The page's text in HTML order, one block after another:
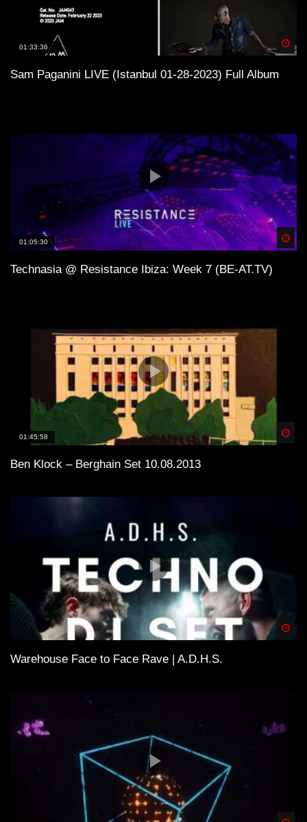
01:33:36
Sam Paganini LIVE (Istanbul 01-28-2023) Full Album
01:05:30
Technasia @ Resistance Ibiza: Week 7 (BE-AT.TV)
01:45:58
Ben Klock – Berghain Set 10.08.2013
Warehouse Face to Face Rave | A.D.H.S.